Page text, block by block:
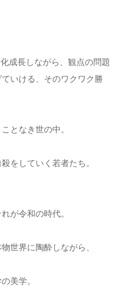
成長しながら、観点の問題
いける、そのワクワク勝
となき世の中。
をしていく若者たち。
が令和の時代。
世界に陶酔しながら、
美学。